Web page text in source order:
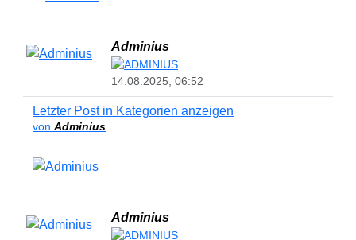
Adminius
14.08.2025, 06:52
Letzter Post in Kategorien anzeigen
von Adminius
Adminius